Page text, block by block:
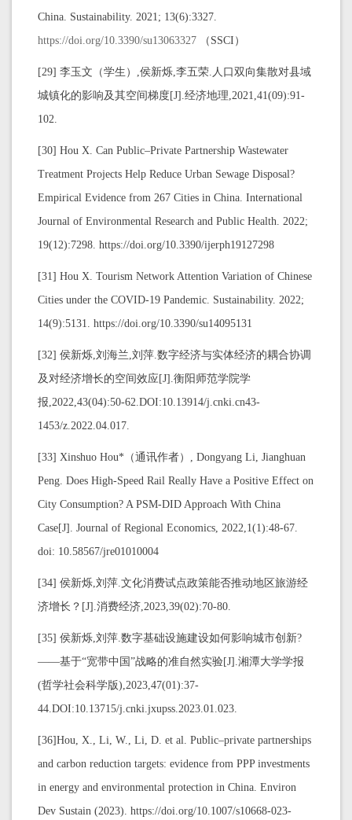
China. Sustainability. 2021; 13(6):3327.
https://doi.org/10.3390/su13063327 （SSCI）
[29] 李玉文（学生）,侯新烁,李五荣.人口双向集散对县域
城镇化的影响及其空间梯度[J].经济地理,2021,41(09):91-
102.
[30] Hou X. Can Public–Private Partnership Wastewater
Treatment Projects Help Reduce Urban Sewage Disposal?
Empirical Evidence from 267 Cities in China. International
Journal of Environmental Research and Public Health. 2022;
19(12):7298. https://doi.org/10.3390/ijerph19127298
[31] Hou X. Tourism Network Attention Variation of Chinese
Cities under the COVID-19 Pandemic. Sustainability. 2022;
14(9):5131. https://doi.org/10.3390/su14095131
[32] 侯新烁,刘海兰,刘萍.数字经济与实体经济的耦合协调
及对经济增长的空间效应[J].衡阳师范学院学
报,2022,43(04):50-62.DOI:10.13914/j.cnki.cn43-
1453/z.2022.04.017.
[33] Xinshuo Hou*（通讯作者）, Dongyang Li, Jianghuan
Peng. Does High-Speed Rail Really Have a Positive Effect on
City Consumption? A PSM-DID Approach With China
Case[J]. Journal of Regional Economics, 2022,1(1):48-67.
doi: 10.58567/jre01010004
[34] 侯新烁,刘萍.文化消费试点政策能否推动地区旅游经
济增长？[J].消费经济,2023,39(02):70-80.
[35] 侯新烁,刘萍.数字基础设施建设如何影响城市创新?
——基于“宽带中国”战略的准自然实验[J].湘潭大学学报
(哲学社会科学版),2023,47(01):37-
44.DOI:10.13715/j.cnki.jxupss.2023.01.023.
[36]Hou, X., Li, W., Li, D. et al. Public–private partnerships
and carbon reduction targets: evidence from PPP investments
in energy and environmental protection in China. Environ
Dev Sustain (2023). https://doi.org/10.1007/s10668-023-